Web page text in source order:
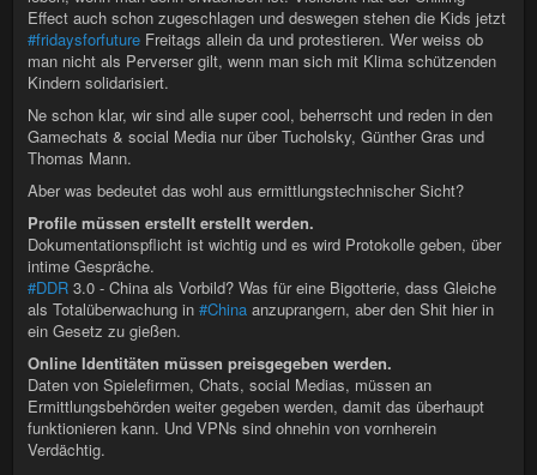
Effect auch schon zugeschlagen und deswegen stehen die Kids jetzt
#fridaysforfuture Freitags allein da und protestieren. Wer weiss ob
man nicht als Perverser gilt, wenn man sich mit Klima schützenden
Kindern solidarisiert.
Ne schon klar, wir sind alle super cool, beherrscht und reden in den
Gamechats & social Media nur über Tucholsky, Günther Gras und
Thomas Mann.
Aber was bedeutet das wohl aus ermittlungstechnischer Sicht?
Profile müssen erstellt erstellt werden.
Dokumentationspflicht ist wichtig und es wird Protokolle geben, über
intime Gespräche.
#DDR 3.0 - China als Vorbild? Was für eine Bigotterie, dass Gleiche
als Totalüberwachung in #China anzuprangern, aber den Shit hier in
ein Gesetz zu gießen.
Online Identitäten müssen preisgegeben werden.
Daten von Spielefirmen, Chats, social Medias, müssen an
Ermittlungsbehörden weiter gegeben werden, damit das überhaupt
funktionieren kann. Und VPNs sind ohnehin von vornherein
Verdächtig.